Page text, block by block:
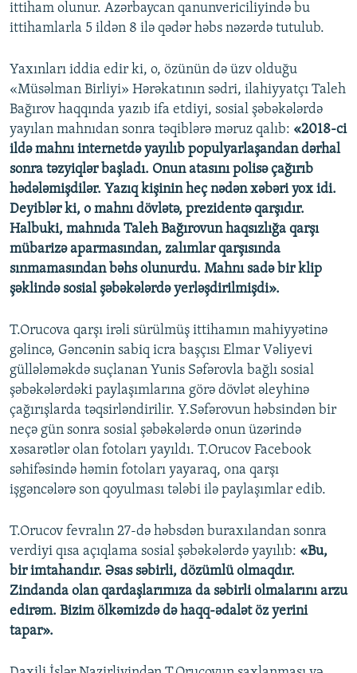
ittiham olunur. Azərbaycan qanunvericiliyində bu
ittihamlarla 5 ildən 8 ilə qədər həbs nəzərdə tutulub.
Yaxınları iddia edir ki, o, özünün də üzv olduğu
«Müsəlman Birliyi» Hərəkatının sədri, ilahiyyatçı Taleh
Bağırov haqqında yazıb ifa etdiyi, sosial şəbəkələrdə
yayılan mahnıdan sonra təqiblərə məruz qalıb: «2018-ci
ildə mahnı internetdə yayılıb populyarlaşandan dərhal
sonra təzyiqlər başladı. Onun atasını polisə çağırıb
hədələmişdilər. Yazıq kişinin heç nədən xəbəri yox idi.
Deyiblər ki, o mahnı dövlətə, prezidentə qarşıdır.
Halbuki, mahnıda Taleh Bağırovun haqsızlığa qarşı
mübarizə aparmasından, zalımlar qarşısında
sınmamasından bəhs olunurdu. Mahnı sadə bir klip
şəklində sosial şəbəkələrdə yerləşdirilmişdi».
T.Orucova qarşı irəli sürülmüş ittihamın mahiyyətinə
gəlincə, Gəncənin sabiq icra başçısı Elmar Vəliyevi
güllələməkdə suçlanan Yunis Səfərovla bağlı sosial
şəbəkələrdəki paylaşımlarına görə dövlət əleyhinə
çağırışlarda təqsirləndirilir. Y.Səfərovun həbsindən bir
neçə gün sonra sosial şəbəkələrdə onun üzərində
xəsarətlər olan fotoları yayıldı. T.Orucov Facebook
səhifəsində həmin fotoları yayaraq, ona qarşı
işgəncələrə son qoyulması tələbi ilə paylaşımlar edib.
T.Orucov fevralın 27-də həbsdən buraxılandan sonra
verdiyi qısa açıqlama sosial şəbəkələrdə yayılıb: «Bu,
bir imtahandır. Əsas səbirli, dözümlü olmaqdır.
Zindanda olan qardaşlarımıza da səbirli olmalarını arzu
edirəm. Bizim ölkəmizdə də haqq-ədalət öz yerini
tapar».